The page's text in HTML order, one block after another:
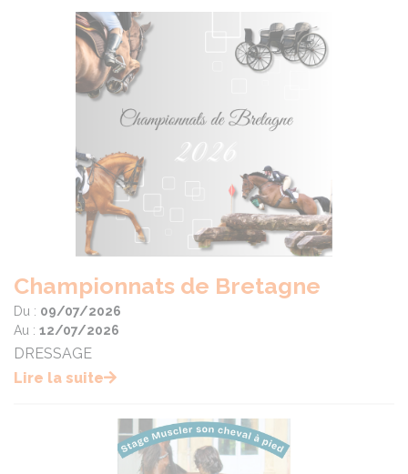
Championnats de Bretagne
Du : 09/07/2026
Au : 12/07/2026
DRESSAGE
Lire la suite